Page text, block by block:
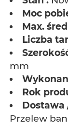
Moc
Max.
Liczba
mm
Rok
Dostawa
Przelew